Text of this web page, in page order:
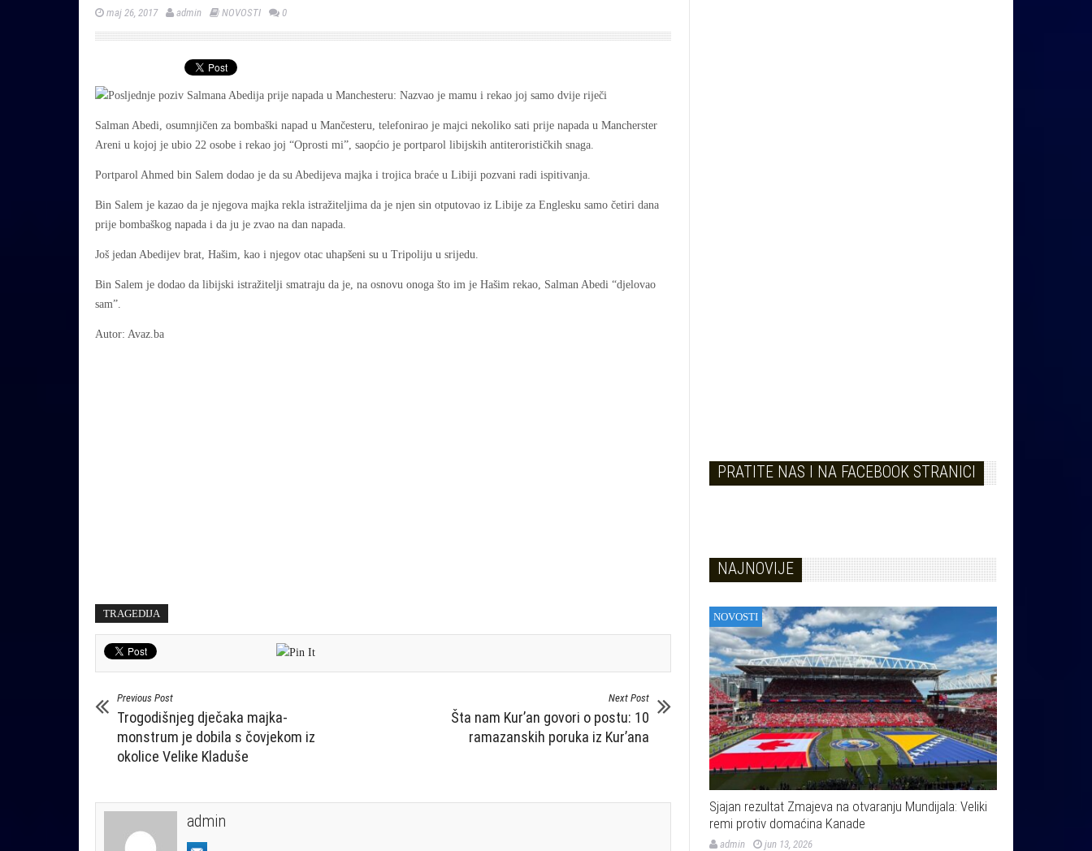
maj 26, 2017 admin NOVOSTI 0
Salman Abedi, osumnjičen za bombaški napad u Mančesteru, telefonirao je majci nekoliko sati prije napada u Mancherster
Areni u kojoj je ubio 22 osobe i rekao joj “Oprosti mi”, saopćio je portparol libijskih antiterorističkih snaga.
Portparol Ahmed bin Salem dodao je da su Abedijeva majka i trojica braće u Libiji pozvani radi ispitivanja.
Bin Salem je kazao da je njegova majka rekla istražiteljima da je njen sin otputovao iz Libije za Englesku samo četiri dana
prije bombaškog napada i da ju je zvao na dan napada.
Još jedan Abedijev brat, Hašim, kao i njegov otac uhapšeni su u Tripoliju u srijedu.
Bin Salem je dodao da libijski istražitelji smatraju da je, na osnovu onoga što im je Hašim rekao, Salman Abedi “djelovao
sam”.
Autor: Avaz.ba
TRAGEDIJA
Previous Post
Trogodišnjeg dječaka majka-
monstrum je dobila s čovjekom iz
okolice Velike Kladuše
Next Post
Šta nam Kur’an govori o postu: 10
ramazanskih poruka iz Kur’ana
admin
PRATITE NAS I NA FACEBOOK STRANICI
NAJNOVIJE
NOVOSTI
Sjajan rezultat Zmajeva na otvaranju Mundijala: Veliki
remi protiv domaćina Kanade
admin jun 13, 2026